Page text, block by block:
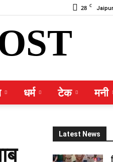
28 C Jaipur
धर्म टेक मनी
Latest News